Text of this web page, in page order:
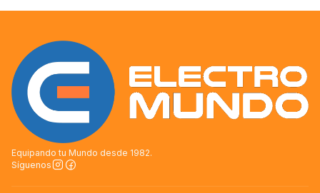
Equipando tu Mundo desde 1982.
Síguenos